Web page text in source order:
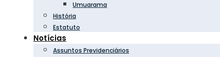
Umuarama
História
Estatuto
Notícias
Assuntos Previdenciários